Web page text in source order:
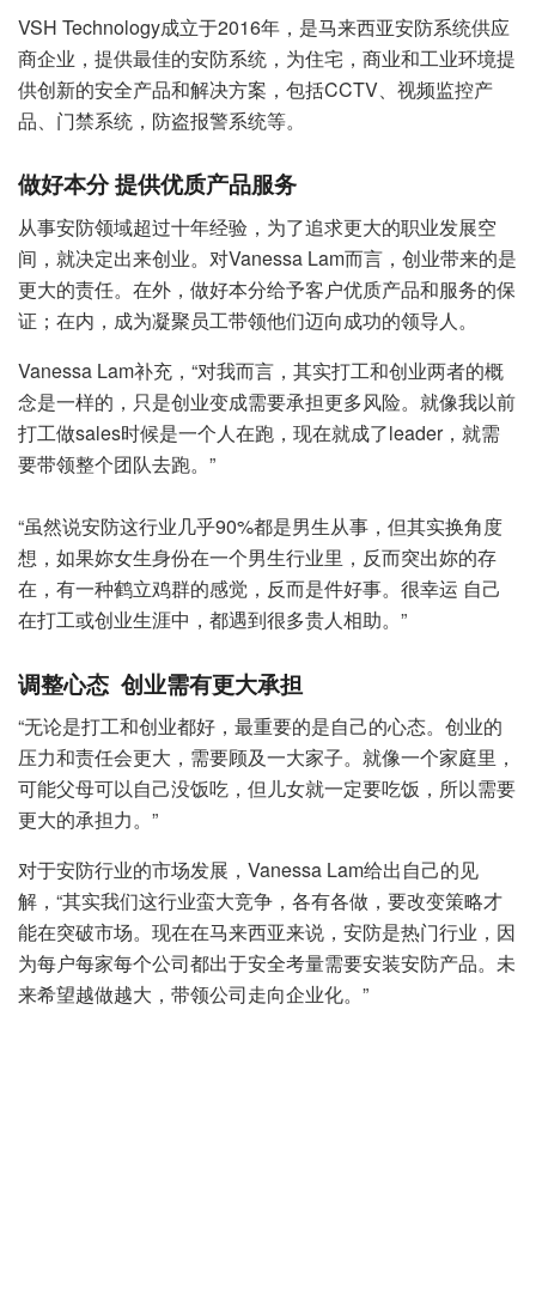
VSH Technology成立于2016年，是马来西亚安防系统供应
商企业，提供最佳的安防系统，为住宅，商业和工业环境提
供创新的安全产品和解决方案，包括CCTV、视频监控产
品、门禁系统，防盗报警系统等。
做好本分 提供优质产品服务
从事安防领域超过十年经验，为了追求更大的职业发展空
间，就决定出来创业。对Vanessa Lam而言，创业带来的是
更大的责任。在外，做好本分给予客户优质产品和服务的保
证；在内，成为凝聚员工带领他们迈向成功的领导人。
Vanessa Lam补充，“对我而言，其实打工和创业两者的概
念是一样的，只是创业变成需要承担更多风险。就像我以前
打工做sales时候是一个人在跑，现在就成了leader，就需
要带领整个团队去跑。”
“虽然说安防这行业几乎90%都是男生从事，但其实换角度
想，如果妳女生身份在一个男生行业里，反而突出妳的存
在，有一种鹤立鸡群的感觉，反而是件好事。很幸运 自己
在打工或创业生涯中，都遇到很多贵人相助。”
调整心态 创业需有更大承担
“无论是打工和创业都好，最重要的是自己的心态。创业的
压力和责任会更大，需要顾及一大家子。就像一个家庭里，
可能父母可以自己没饭吃，但儿女就一定要吃饭，所以需要
更大的承担力。”
对于安防行业的市场发展，Vanessa Lam给出自己的见
解，“其实我们这行业蛮大竞争，各有各做，要改变策略才
能在突破市场。现在在马来西亚来说，安防是热门行业，因
为每户每家每个公司都出于安全考量需要安装安防产品。未
来希望越做越大，带领公司走向企业化。”